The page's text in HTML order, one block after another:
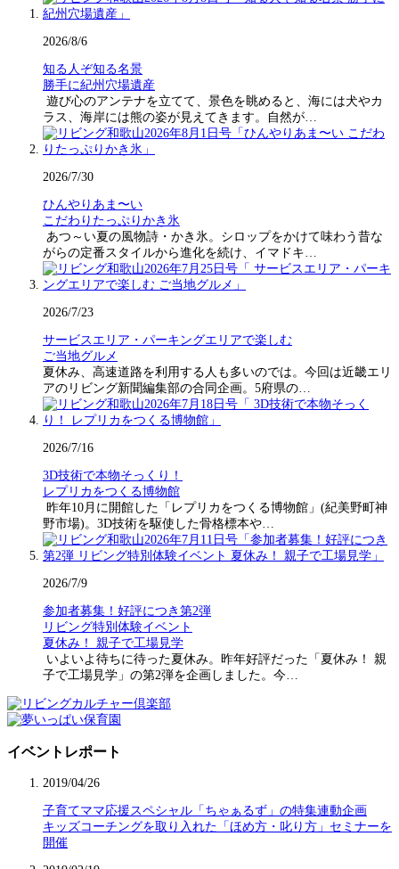
2026/8/6
知る人ぞ知る名景
勝手に紀州穴場遺産
遊び心のアンテナを立てて、景色を眺めると、海には犬やカ
ラス、海岸には熊の姿が見えてきます。自然が…
2026/7/30
ひんやりあま〜い
こだわりたっぷりかき氷
あつ～い夏の風物詩・かき氷。シロップをかけて味わう昔な
がらの定番スタイルから進化を続け、イマドキ…
2026/7/23
サービスエリア・パーキングエリアで楽しむ
ご当地グルメ
夏休み、高速道路を利用する人も多いのでは。今回は近畿エリ
アのリビング新聞編集部の合同企画。5府県の…
2026/7/16
3D技術で本物そっくり！
レプリカをつくる博物館
昨年10月に開館した「レプリカをつくる博物館」(紀美野町神
野市場)。3D技術を駆使した骨格標本や…
2026/7/9
参加者募集！好評につき第2弾
リビング特別体験イベント
夏休み！ 親子で工場見学
いよいよ待ちに待った夏休み。昨年好評だった「夏休み！ 親
子で工場見学」の第2弾を企画しました。今…
イベントレポート
2019/04/26
子育てママ応援スペシャル「ちゃぁるず」の特集連動企画
キッズコーチングを取り入れた「ほめ方・叱り方」セミナーを
開催